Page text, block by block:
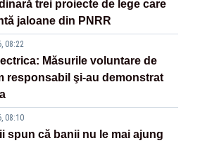
trei proiecte de lege care
jaloane din PNRR
08:22
Măsurile voluntare de
responsabil şi-au demonstrat
08:10
spun că banii nu le mai ajung